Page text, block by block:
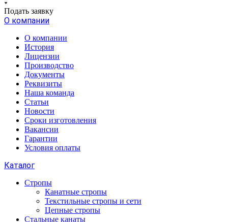
Подать заявку
О компании
О компании
История
Лицензии
Производство
Документы
Реквизиты
Наша команда
Статьи
Новости
Сроки изготовления
Вакансии
Гарантии
Условия оплаты
Каталог
Стропы
Канатные стропы
Текстильные стропы и сети
Цепные стропы
Стальные канаты